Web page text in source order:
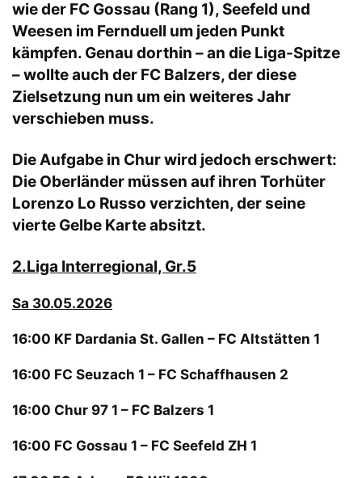
wie der FC Gossau (Rang 1), Seefeld und
Weesen im Fernduell um jeden Punkt
kämpfen. Genau dorthin – an die Liga-Spitze
– wollte auch der FC Balzers, der diese
Zielsetzung nun um ein weiteres Jahr
verschieben muss.
Die Aufgabe in Chur wird jedoch erschwert:
Die Oberländer müssen auf ihren Torhüter
Lorenzo Lo Russo verzichten, der seine
vierte Gelbe Karte absitzt.
2.Liga Interregional, Gr.5
Sa 30.05.2026
16:00 KF Dardania St. Gallen – FC Altstätten 1
16:00 FC Seuzach 1 – FC Schaffhausen 2
16:00 Chur 97 1 – FC Balzers 1
16:00 FC Gossau 1 – FC Seefeld ZH 1